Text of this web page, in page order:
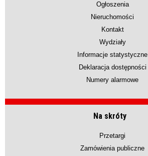
Ogłoszenia
Nieruchomości
Kontakt
Wydziały
Informacje statystyczne
Deklaracja dostępności
Numery alarmowe
Na skróty
Przetargi
Zamówienia publiczne